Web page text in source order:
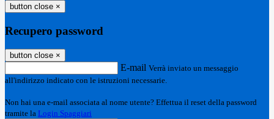
button close ×
Recupero password
button close ×
E-mail Verrà inviato un messaggio
all'indirizzo indicato con le istruzioni necessarie.
Non hai una e-mail associata al nome utente? Effettua il reset della password
tramite la Login Spaggiari